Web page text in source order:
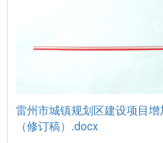
雷州市城镇规划区建设项目
（修订稿）.docx